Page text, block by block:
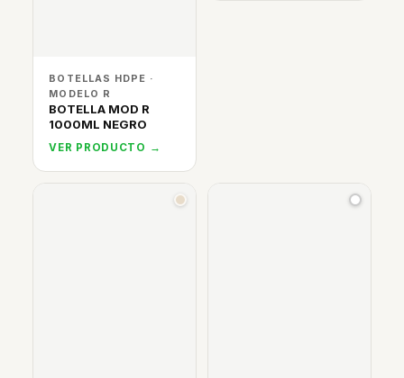
BOTELLAS HDPE ·
MODELO R
BOTELLA MOD R
1000ML NEGRO
VER PRODUCTO →